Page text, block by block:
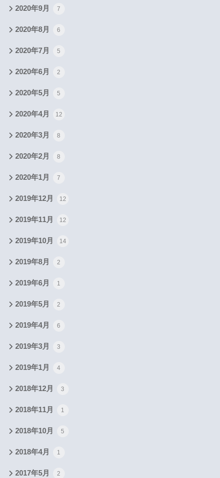
2020年9月 7
2020年8月 6
2020年7月 5
2020年6月 2
2020年5月 5
2020年4月 12
2020年3月 8
2020年2月 8
2020年1月 7
2019年12月 12
2019年11月 12
2019年10月 14
2019年8月 2
2019年6月 1
2019年5月 2
2019年4月 6
2019年3月 3
2019年1月 4
2018年12月 3
2018年11月 1
2018年10月 5
2018年4月 1
2017年5月 2